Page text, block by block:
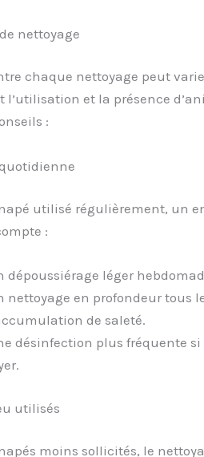
nettoyage
chaque nettoyage peut
et la présence
:
utilisé régulièrement, un
:
dépoussiérage léger
nettoyage en profondeur tous
de saleté.
désinfection plus fréquente
utilisés
moins sollicités, le